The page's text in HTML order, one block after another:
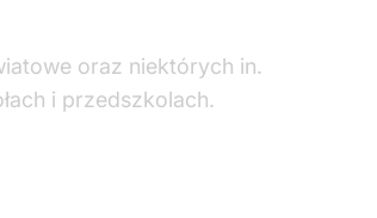
oraz niektórych in.
i przedszkolach.